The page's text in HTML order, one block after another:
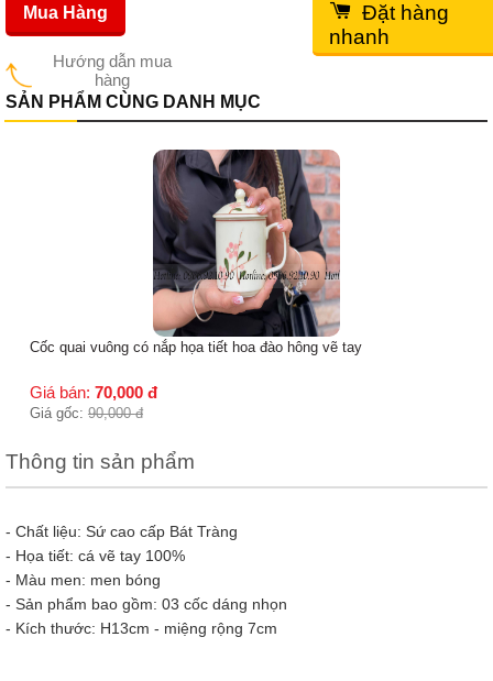
Hướng dẫn mua
hàng
Mua Hàng
Đặt hàng
nhanh
SẢN PHẨM CÙNG DANH MỤC
Cốc quai vuông có nắp họa tiết hoa đào hông vẽ tay
Giá bán: 70,000 đ
Giá gốc: 90,000 đ
Thông tin sản phẩm
- Chất liệu: Sứ cao cấp Bát Tràng
- Họa tiết: cá vẽ tay 100%
- Màu men: men bóng
- Sản phẩm bao gồm: 03 cốc dáng nhọn
- Kích thước: H13cm - miệng rộng 7cm